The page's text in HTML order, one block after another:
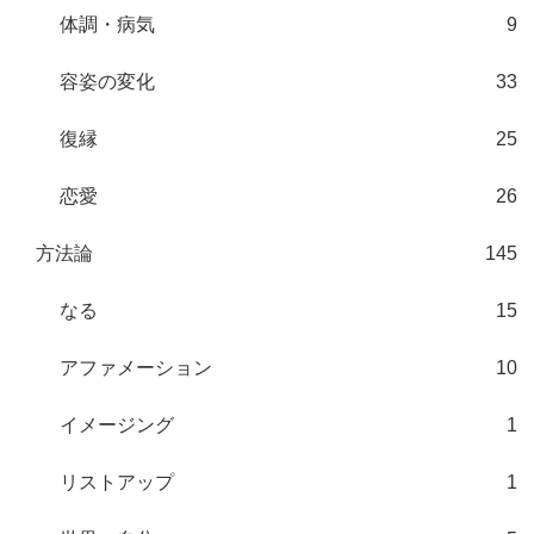
体調・病気 9
容姿の変化 33
復縁 25
恋愛 26
方法論 145
なる 15
アファメーション 10
イメージング 1
リストアップ 1